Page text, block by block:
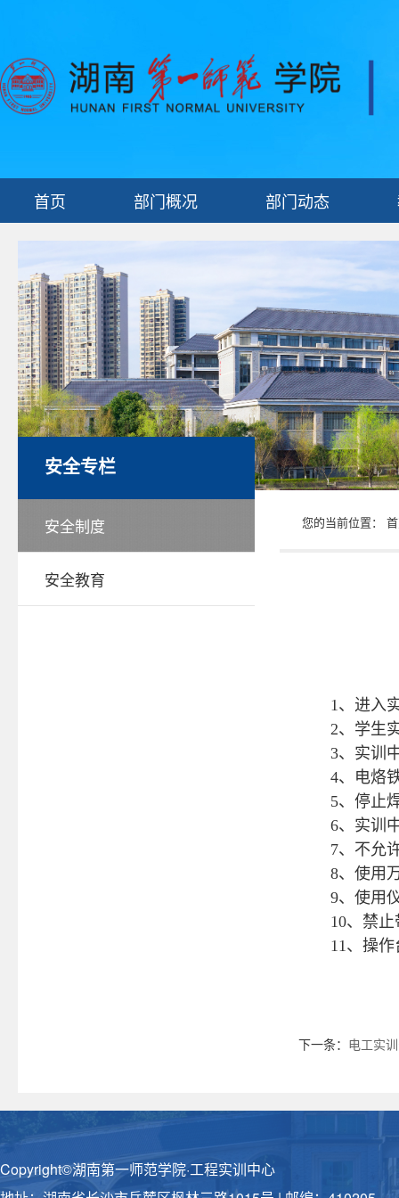
首页 部门概况 部门动态
安全专栏
安全制度
安全教育
您的当前位置：
1、进入
2、学生
3、实训
4、电烙
5、停止
6、实训
7、不允
8、使用
9、使用
10、禁
11、操
下一条： 电工实
Copyright©湖南第一师范学院·工程实训中心